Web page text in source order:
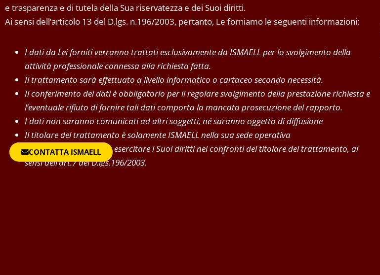
e trasparenza e di tutela della Sua riservatezza e dei Suoi diritti.
Ai sensi dell’articolo 13 del D.lgs. n.196/2003, pertanto, Le forniamo le seguenti informazioni:
I dati da Lei forniti verranno trattati esclusivamente da ISMAELL per lo svolgimento della
attività professionale connessa alla richiesta fatta.
Il trattamento sarà effettuato a livello informatico o cartaceo secondo necessità.
Il conferimento dei dati è obbligatorio per il regolare svolgimento della prestazione richiesta e
l’eventuale rifiuto di fornire tali dati comporta la mancata prosecuzione del rapporto.
I dati non saranno comunicati ad altri soggetti, né saranno oggetto di diffusione
Il titolare del trattamento è solamente ISMAELL nella sua sede operativa
In ogni momento potrà esercitare i Suoi diritti nei confronti del titolare del trattamento, ai
sensi dell’art.7 del D.lgs.196/2003.
CONTATTA ISMAELL